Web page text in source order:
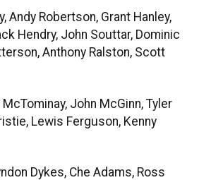
Andy Robertson, Grant Hanley,
Hendry, John Souttar, Dominic
Anthony Ralston, Scott
John McGinn, Tyler
Lewis Ferguson, Kenny
Dykes, Che Adams, Ross